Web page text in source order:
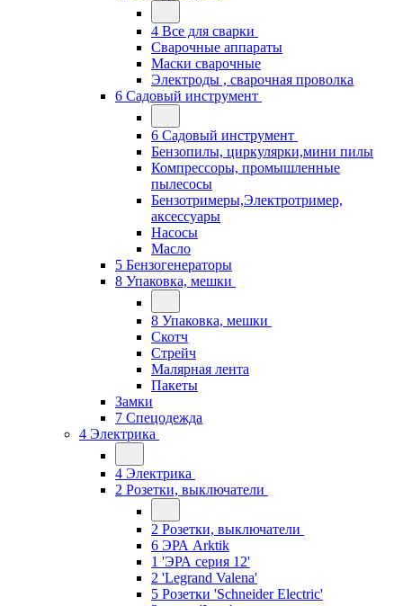
4 Все для сварки
Сварочные аппараты
Маски сварочные
Электроды , сварочная проволка
6 Садовый инструмент
6 Садовый инструмент
Бензопилы, циркулярки,мини пилы
Компрессоры, промышленные
пылесосы
Бензотримеры,Электротример,
аксессуары
Насосы
Масло
5 Бензогенераторы
8 Упаковка, мешки
8 Упаковка, мешки
Скотч
Стрейч
Малярная лента
Пакеты
Замки
7 Спецодежда
4 Электрика
4 Электрика
2 Розетки, выключатели
2 Розетки, выключатели
6 ЭРА Arktik
1 'ЭРА серия 12'
2 'Legrand Valena'
5 Розетки 'Schneider Electric'